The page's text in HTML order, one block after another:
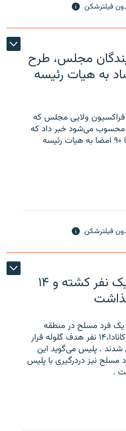
فیلترشکن
مجلس، طرح
به هیات رئیسه
ولایی مجلس که
محسوب می‌شود خبر داد که
طرح استیضاح وزیر اقتصاد با ۹۰ امضا به هیات رئیسه
فیلترشکن
تیراندازی در تورنتو یک نفر کشته و ۱۴
یک فرد مسلح در منطقه
مرکزی تورنتو ،‌بزرگترین شهر کانادا،۱۴ نفر هدف گلوله قرار
شدند . پلیس می‌گوید این
نیز دردرگیری با پلیس
.